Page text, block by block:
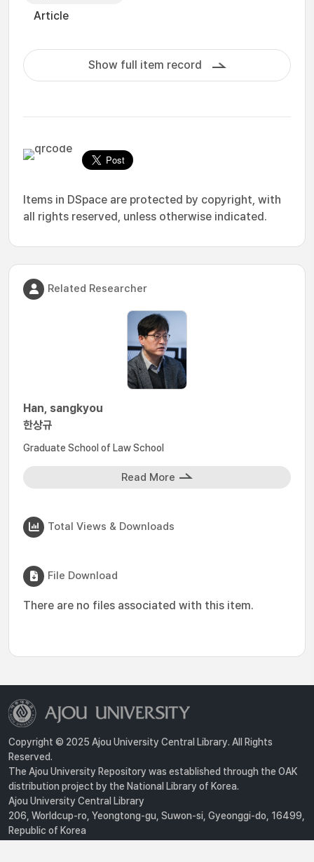
Article
Show full item record
Items in DSpace are protected by copyright, with
all rights reserved, unless otherwise indicated.
Related Researcher
Han, sangkyou
한상규
Graduate School of Law School
Read More
Total Views & Downloads
File Download
There are no files associated with this item.
Copyright © 2025 Ajou University Central Library. All Rights
Reserved.
The Ajou University Repository was established through the OAK
distribution project by the National Library of Korea.
Ajou University Central Library
206, Worldcup-ro, Yeongtong-gu, Suwon-si, Gyeonggi-do, 16499,
Republic of Korea